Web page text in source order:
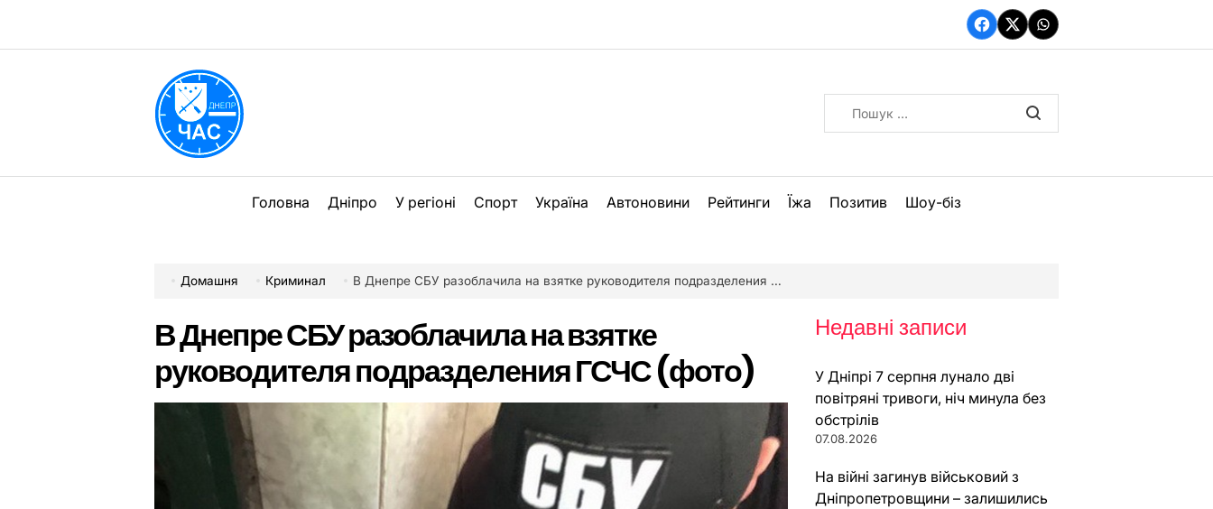
вмісту
Facebook
TwitterWhatsApp
Головна Дніпро У регіоні Спорт Україна Автоновини Рейтинги Їжа Позитив Шоу-біз
Домашня Криминал В Днепре СБУ разоблачила на взятке руководителя подразделения ГСЧС (фото)
В Днепре СБУ разоблачила на взятке
руководителя подразделения ГСЧС (фото)
Недавні записи
У Дніпрі 7 серпня лунало дві
повітряні тривоги, ніч минула без
обстрілів
07.08.2026
На війні загинув військовий з
Дніпропетровщини – залишились